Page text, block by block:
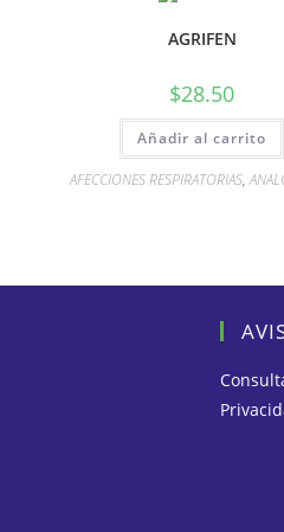
AGRIFEN
$28.50
Añadir al carrito
AFECCIONES RESPIRATORIAS,